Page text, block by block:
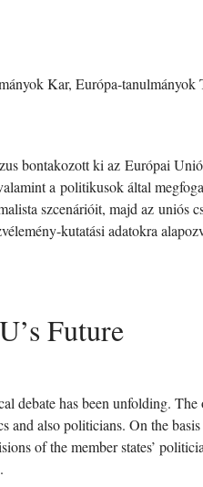
Kar, Európa-tanulmányok
bontakozott ki az Európai
a politikusok által
szcenárióit, majd az uniós
kutatási adatokra
Future
debate has been unfolding.
and also politicians. On the
of the member states’